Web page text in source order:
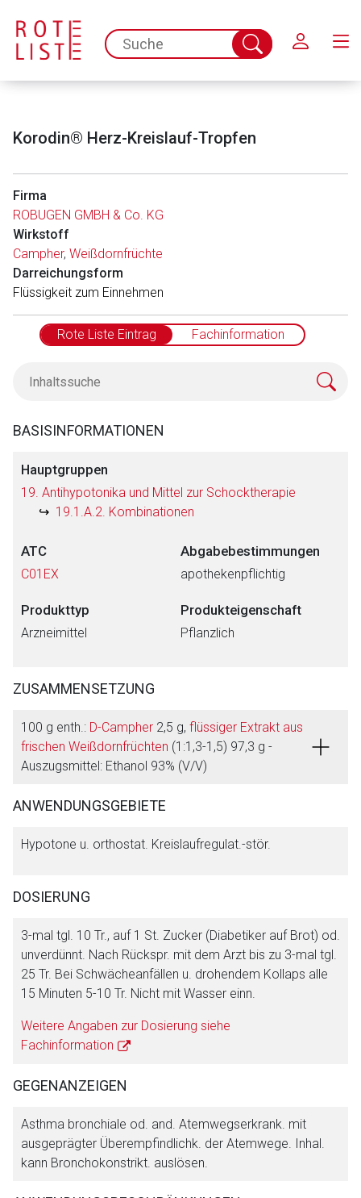
spc.search.input.placeholder
Suche
abschicken
Korodin® Herz-Kreislauf-Tropfen
Firma
ROBUGEN GMBH & Co. KG
Wirkstoff
Campher, Weißdornfrüchte
Darreichungsform
Flüssigkeit zum Einnehmen
Rote Liste Eintrag Fachinformation
BASISINFORMATIONEN
Hauptgruppen
19. Antihypotonika und Mittel zur Schocktherapie
19.1.A.2. Kombinationen
ATC
C01EX
Abgabebestimmungen
apothekenpflichtig
Produkttyp
Arzneimittel
Produkteigenschaft
Pflanzlich
ZUSAMMENSETZUNG
100 g enth.: D-Campher 2,5 g, flüssiger Extrakt aus
frischen Weißdornfrüchten (1:1,3-1,5) 97,3 g -
Auszugsmittel: Ethanol 93% (V/V)
ANWENDUNGSGEBIETE
Hypotone u. orthostat. Kreislaufregulat.-stör.
DOSIERUNG
3-mal tgl. 10 Tr., auf 1 St. Zucker (Diabetiker auf Brot) od.
unverdünnt. Nach Rückspr. mit dem Arzt bis zu 3-mal tgl.
25 Tr. Bei Schwächeanfällen u. drohendem Kollaps alle
15 Minuten 5-10 Tr. Nicht mit Wasser einn.
Weitere Angaben zur Dosierung siehe
Fachinformation
GEGENANZEIGEN
Asthma bronchiale od. and. Atemwegserkrank. mit
ausgeprägter Überempfindlichk. der Atemwege. Inhal.
kann Bronchokonstrikt. auslösen.
Aufruf einer externen Seite
Der von Ihnen aufgerufene Link öffnet eine externe Web-
Betreiber verantwortlich. Ebenso gelten dort ggf. andere
Zurück zur rote-liste.de Zur Seite